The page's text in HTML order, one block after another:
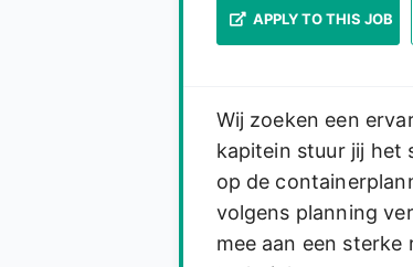
APPLY TO THIS JOB
Wij zoeken een
kapitein stuur jij het
op de
volgens planning
mee aan een